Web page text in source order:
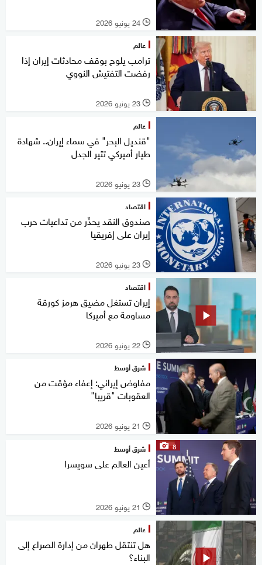
l 24 يونيو 2026
عالم
ترامب يلوح بوقف محادثات إيران إذا
رفضت التفتيش النووي
l 23 يونيو 2026
عالم
"قنديل البحر" في سماء إيران.. شهادة
طيار أميركي تثير الجدل
l 23 يونيو 2026
اقتصاد
صندوق النقد يحذّر من تداعيات حرب
إيران على إفريقيا
l 23 يونيو 2026
اقتصاد
إيران تستغل مضيق هرمز كورقة
مساومة مع أميركا
l 22 يونيو 2026
شرق أوسط
مفاوض إيراني: إعفاء مؤقت من
العقوبات "قريبا"
l 21 يونيو 2026
8 شرق أوسط
أعين العالم على سويسرا
l 21 يونيو 2026
عالم
هل تنتقل طهران من إدارة الصراع إلى
البناء؟